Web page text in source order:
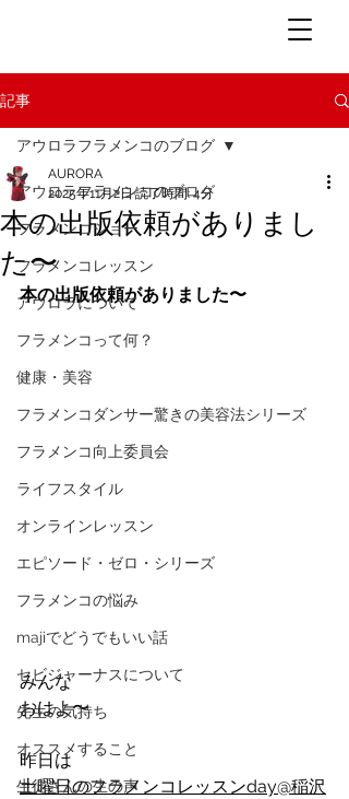
記事
アウロラフラメンコのブログ
フラメンコショー
フラメンコレッスン
アウロラについて
フラメンコって何？
健康・美容
フラメンコダンサー驚きの美容法シリーズ
フラメンコ向上委員会
ライフスタイル
オンラインレッスン
エピソード・ゼロ・シリーズ
フラメンコの悩み
majiでどうでもいい話
セビジャーナスについて
先生の気持ち
オススメすること
生徒さんの生の声
アウロラフラメンコのブログ
本の出版依頼がありまし
た〜
AURORA
2025年11月2日読了時間: 4分
本の出版依頼がありました〜
みんな
おはよ〜
昨日は
土曜日のフラメンコレッスンday@稲沢